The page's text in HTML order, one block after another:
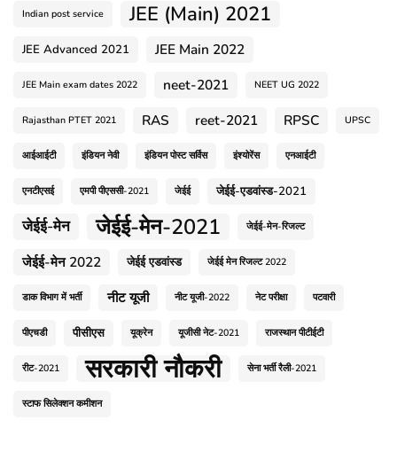
Indian post service JEE (Main) 2021
JEE Advanced 2021 JEE Main 2022
JEE Main exam dates 2022 neet-2021 NEET UG 2022
Rajasthan PTET 2021 RAS reet-2021 RPSC UPSC
आईआईटी इंडियन नेवी इंडियन पोस्ट सर्विस इंश्योरेंस एनआईटी
एनटीएसई एमपी पीएससी-2021 जेईई जेईई-एडवांस्ड-2021
जेईई-मेन जेईई-मेन-2021 जेईई-मेन-रिजल्ट
जेईई-मेन 2022 जेईई एडवांस्ड जेईई मेन रिजल्ट 2022
डाक विभाग में भर्ती नीट यूजी नीट यूजी-2022 नेट परीक्षा पटवारी
पीएचडी पीसीएस यूक्रेन यूजीसी नेट-2021 राजस्थान पीटीईटी
रीट-2021 सरकारी नौकरी सेना भर्ती रैली-2021
स्टाफ सिलेक्शन कमीशन